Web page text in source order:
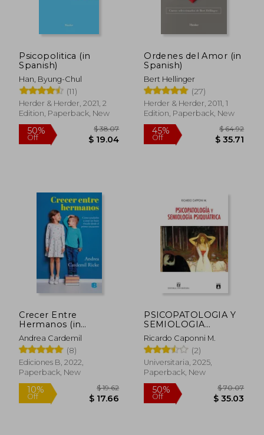
Psicopolitica (in
Spanish)
Han, Byung-Chul
(11)
Herder & Herder, 2021, 2
Edition, Paperback, New
Ordenes del Amor (in
Spanish)
Bert Hellinger
(27)
Herder & Herder, 2011, 1
Edition, Paperback, New
Crecer Entre
Hermanos (in
Spanish)
Andrea Cardemil
(8)
Ediciones B, 2022,
Paperback, New
PSICOPATOLOGIA Y
SEMIOLOGIA
PSIQUIATRICA (in
Spanish)
Ricardo Caponni M.
(2)
Universitaria, 2025,
Paperback, New